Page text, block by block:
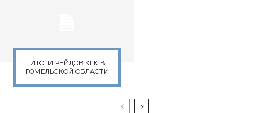
ИТОГИ РЕЙДОВ КГК В
ГОМЕЛЬСКОЙ ОБЛАСТИ